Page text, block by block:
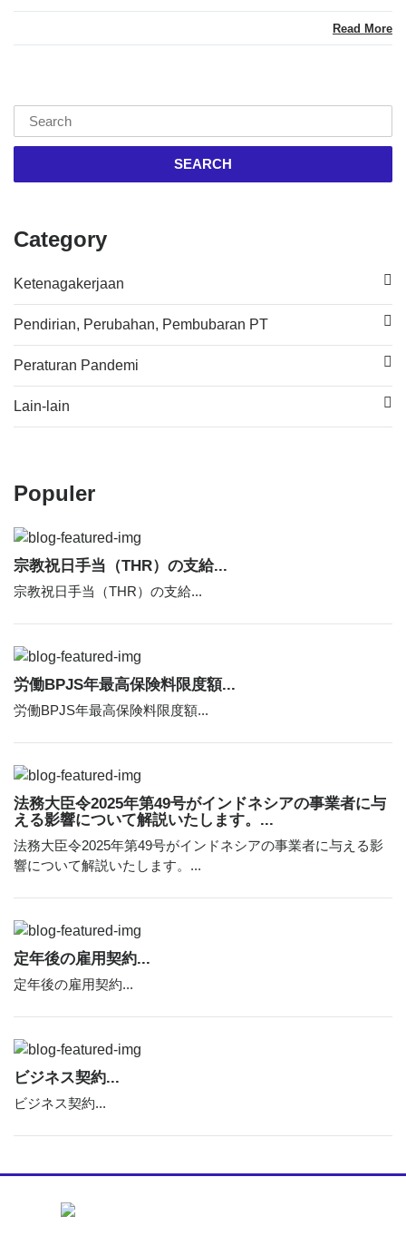
Read More
SEARCH
Category
Ketenagakerjaan
Pendirian, Perubahan, Pembubaran PT
Peraturan Pandemi
Lain-lain
Populer
宗教祝日手当（THR）の支給...
宗教祝日手当（THR）の支給...
労働BPJS年最高保険料限度額...
労働BPJS年最高保険料限度額...
法務大臣令2025年第49号がインドネシアの事業者に与
える影響について解説いたします。...
法務大臣令2025年第49号がインドネシアの事業者に与える影
響について解説いたします。...
定年後の雇用契約...
定年後の雇用契約...
ビジネス契約...
ビジネス契約...